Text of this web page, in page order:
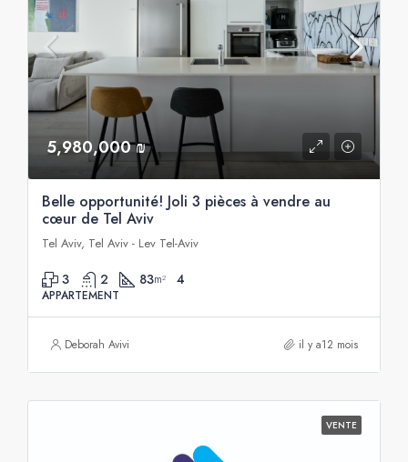
5,980,000 ₪
Belle opportunité! Joli 3 pièces à vendre au
cœur de Tel Aviv
Tel Aviv, Tel Aviv - Lev Tel-Aviv
3 2 83m² 4
APPARTEMENT
Deborah Avivi il y a12 mois
VENTE